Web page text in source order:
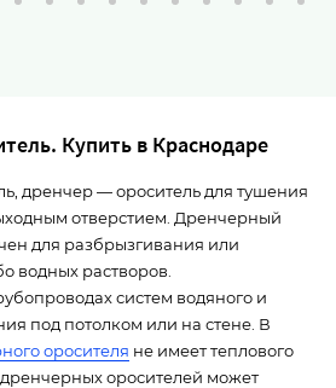
Купить в Краснодаре
дренчер — ороситель для тушения
отверстием. Дренчерный
для разбрызгивания или
водных растворов.
систем водяного и
под потолком или на стене. В
оросителя не имеет теплового
оросителей может